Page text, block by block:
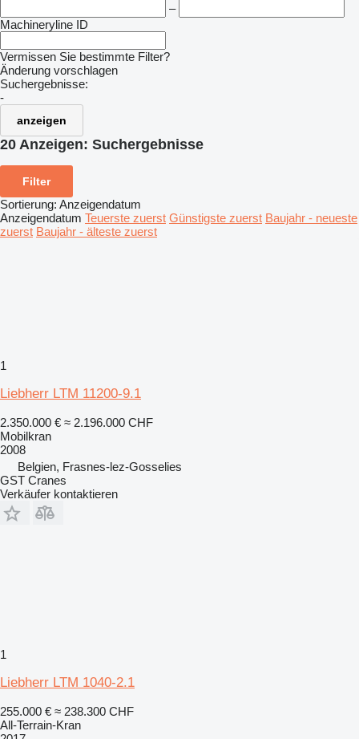
–
Machineryline ID
Vermissen Sie bestimmte Filter?
Änderung vorschlagen
Suchergebnisse:
-
anzeigen
20 Anzeigen: Suchergebnisse
Filter
Sortierung: Anzeigendatum
Anzeigendatum Teuerste zuerst Günstigste zuerst Baujahr - neueste
zuerst Baujahr - älteste zuerst
1
Liebherr LTM 11200-9.1
2.350.000 € ≈ 2.196.000 CHF
Mobilkran
2008
Belgien, Frasnes-lez-Gosselies
GST Cranes
Verkäufer kontaktieren
1
Liebherr LTM 1040-2.1
255.000 € ≈ 238.300 CHF
All-Terrain-Kran